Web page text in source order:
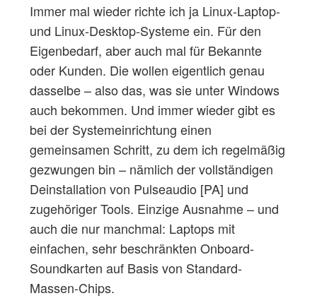
Immer mal wieder richte ich ja Linux-Laptop-
und Linux-Desktop-Systeme ein. Für den
Eigenbedarf, aber auch mal für Bekannte
oder Kunden. Die wollen eigentlich genau
dasselbe – also das, was sie unter Windows
auch bekommen. Und immer wieder gibt es
bei der Systemeinrichtung einen
gemeinsamen Schritt, zu dem ich regelmäßig
gezwungen bin – nämlich der vollständigen
Deinstallation von Pulseaudio [PA] und
zugehöriger Tools. Einzige Ausnahme – und
auch die nur manchmal: Laptops mit
einfachen, sehr beschränkten Onboard-
Soundkarten auf Basis von Standard-
Massen-Chips.